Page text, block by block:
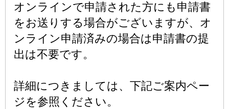
オンラインで申請された方にも申請書
をお送りする場合がございますが、オ
ンライン申請済みの場合は申請書の提
出は不要です。
詳細につきましては、下記ご案内ペー
ジを参照ください。